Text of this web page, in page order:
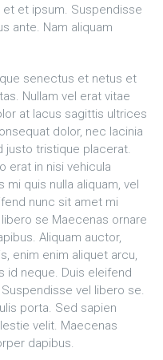
et ipsum. Suspendisse
ante. Nam aliquam
senectus et netus et
Nullam vel erat vitae
at lacus sagittis ultrices
dolor, nec lacinia
justo tristique placerat.
erat in nisi vehicula
quis nulla aliquam, vel
nunc sit amet mi
se Maecenas ornare
Aliquam auctor,
enim enim aliquet arcu,
id neque. Duis eleifend
vel libero se.
porta. Sed sapien
velit. Maecenas
dapibus.